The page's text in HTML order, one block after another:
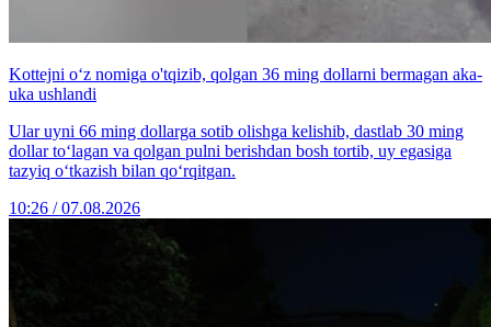
Kottejni o‘z nomiga o'tqizib, qolgan 36 ming dollarni bermagan aka-
uka ushlandi
Ular uyni 66 ming dollarga sotib olishga kelishib, dastlab 30 ming
dollar to‘lagan va qolgan pulni berishdan bosh tortib, uy egasiga
tazyiq o‘tkazish bilan qo‘rqitgan.
10:26 / 07.08.2026